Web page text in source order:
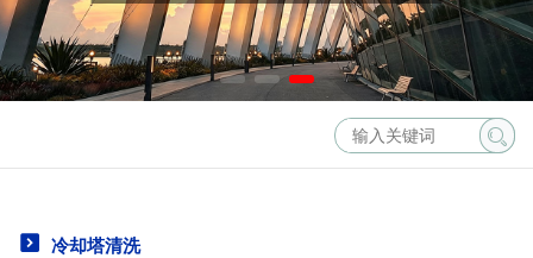
冷却塔清洗